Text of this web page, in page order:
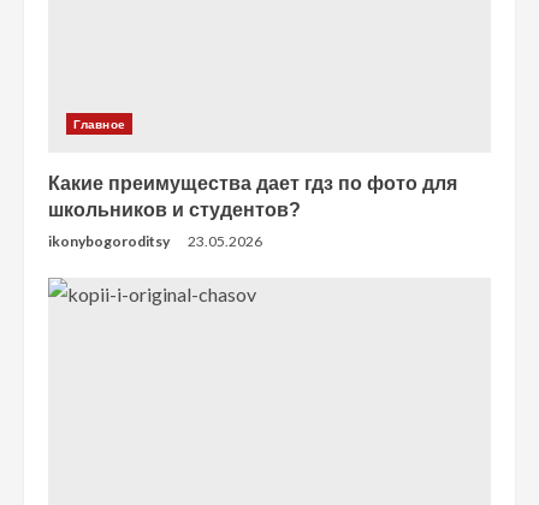
Главное
Какие преимущества дает гдз по фото для
школьников и студентов?
ikonybogoroditsy 23.05.2026